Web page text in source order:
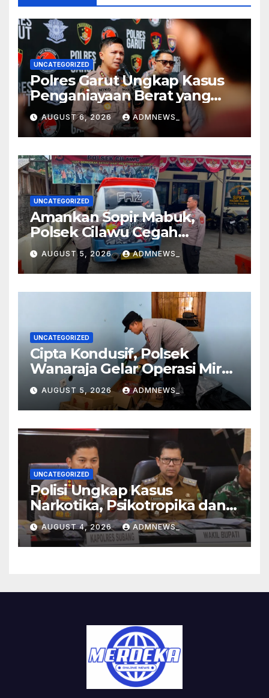
UNCATEGORIZED
Polres Garut Ungkap Kasus
Penganiayaan Berat yang
Mengakibatkan Korban
Meninggal Dunia
AUGUST 6, 2026 ADMNEWS_
UNCATEGORIZED
Amankan Sopir Mabuk,
Polsek Cilawu Cegah
Kecelakaan di Jalan Raya
Garut–Tasikmalaya
AUGUST 5, 2026 ADMNEWS_
UNCATEGORIZED
Cipta Kondusif, Polsek
Wanaraja Gelar Operasi Miras
di Wilayah Hukumnya
AUGUST 5, 2026 ADMNEWS_
UNCATEGORIZED
Polisi Ungkap Kasus
Narkotika, Psikotropika dan
Peredaran Obat- Obatan
Tanpa Izin Periode
pertengahan Juli 2026
AUGUST 4, 2026 ADMNEWS_